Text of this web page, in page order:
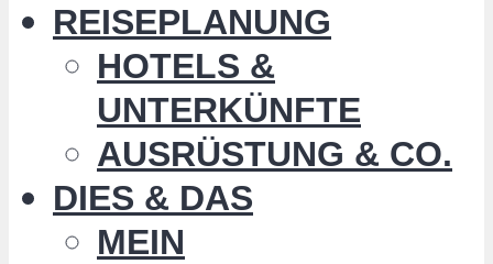
REISEPLANUNG
HOTELS &
UNTERKÜNFTE
AUSRÜSTUNG & CO.
DIES & DAS
MEIN